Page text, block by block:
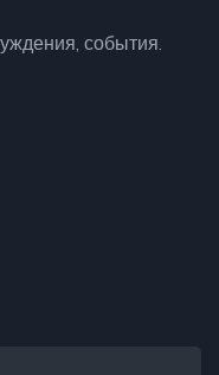
события.